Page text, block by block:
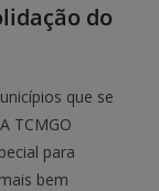
do
que se
TCMGO
para
bem